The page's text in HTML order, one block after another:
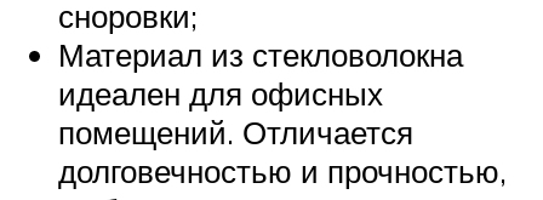
сноровки;
Материал из стекловолокна
идеален для офисных
помещений. Отличается
долговечностью и прочностью,